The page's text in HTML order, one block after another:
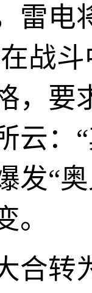
雷
战
，要
云：
发“
。
合转